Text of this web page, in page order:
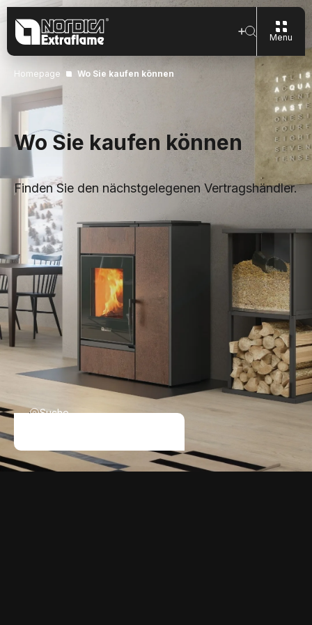
Menu
Homepage Wo Sie kaufen können
Wo Sie kaufen können
Finden Sie den nächstgelegenen Vertragshändler.
Suche